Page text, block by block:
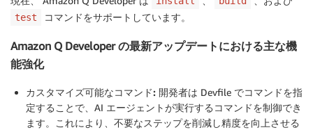
test コマンドをサポートしています。
Amazon Q Developer の最新アップデートにおける主な機
能強化
カスタマイズ可能なコマンド: 開発者は Devfile でコマンドを指
定することで、AI エージェントが実行するコマンドを制御でき
ます。これにより、不要なステップを削減し精度を向上させる